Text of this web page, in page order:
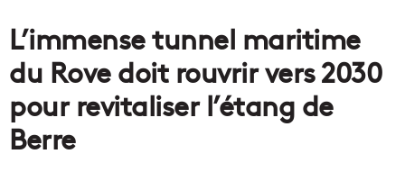
L’immense tunnel maritime
du Rove doit rouvrir vers 2030
pour revitaliser l’étang de
Berre